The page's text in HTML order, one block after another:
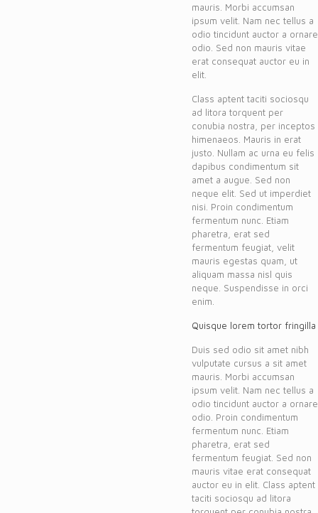
mauris. Morbi accumsan
ipsum velit. Nam nec tellus a
odio tincidunt auctor a ornare
odio. Sed non mauris vitae
erat consequat auctor eu in
elit.
Class aptent taciti sociosqu
ad litora torquent per
conubia nostra, per inceptos
himenaeos. Mauris in erat
justo. Nullam ac urna eu felis
dapibus condimentum sit
amet a augue. Sed non
neque elit. Sed ut imperdiet
nisi. Proin condimentum
fermentum nunc. Etiam
pharetra, erat sed
fermentum feugiat, velit
mauris egestas quam, ut
aliquam massa nisl quis
neque. Suspendisse in orci
enim.
Quisque lorem tortor fringilla
Duis sed odio sit amet nibh
vulputate cursus a sit amet
mauris. Morbi accumsan
ipsum velit. Nam nec tellus a
odio tincidunt auctor a ornare
odio. Proin condimentum
fermentum nunc. Etiam
pharetra, erat sed
fermentum feugiat. Sed non
mauris vitae erat consequat
auctor eu in elit. Class aptent
taciti sociosqu ad litora